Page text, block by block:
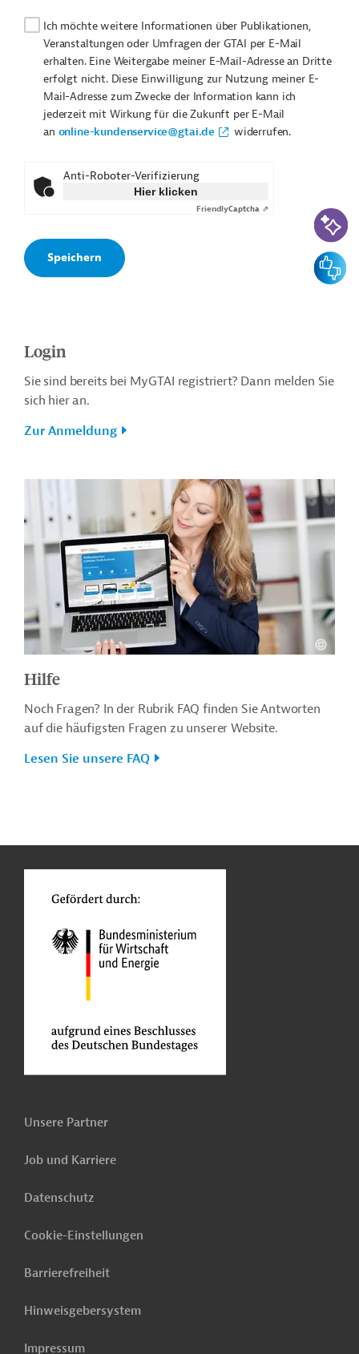
Ich möchte weitere Informationen über Publikationen,
Veranstaltungen oder Umfragen der GTAI per E-Mail
erhalten. Eine Weitergabe meiner E-Mail-Adresse an Dritte
erfolgt nicht. Diese Einwilligung zur Nutzung meiner E-
Mail-Adresse zum Zwecke der Information kann ich
jederzeit mit Wirkung für die Zukunft per E-Mail
an online-kundenservice@gtai.de widerrufen.
Anti-Roboter-Verifizierung
Hier klicken
FriendlyCaptcha ⇗
Login
Sie sind bereits bei MyGTAI registriert? Dann melden Sie
sich hier an.
Zur Anmeldung
Hilfe
Noch Fragen? In der Rubrik FAQ finden Sie Antworten
auf die häufigsten Fragen zu unserer Website.
Lesen Sie unsere FAQ
Unsere Partner
Job und Karriere
Datenschutz
Cookie-Einstellungen
Barrierefreiheit
Hinweisgebersystem
Impressum
KI-